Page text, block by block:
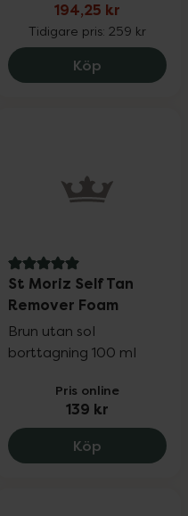
Bronze, Bronzing
194,25 kr
Tidigare pris: 259 kr
Köp St.Tropez
Tan Express Sculpting
5 av 5 i omdöme
St Moriz Self Tan
Remover Foam
Brun utan sol
borttagning 100 ml
Pris online
139 kr
Köp St Moriz